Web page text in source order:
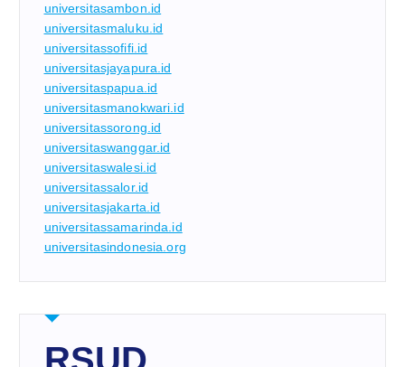
universitasambon.id
universitasmaluku.id
universitassofifi.id
universitasjayapura.id
universitaspapua.id
universitasmanokwari.id
universitassorong.id
universitaswanggar.id
universitaswalesi.id
universitassalor.id
universitasjakarta.id
universitassamarinda.id
universitasindonesia.org